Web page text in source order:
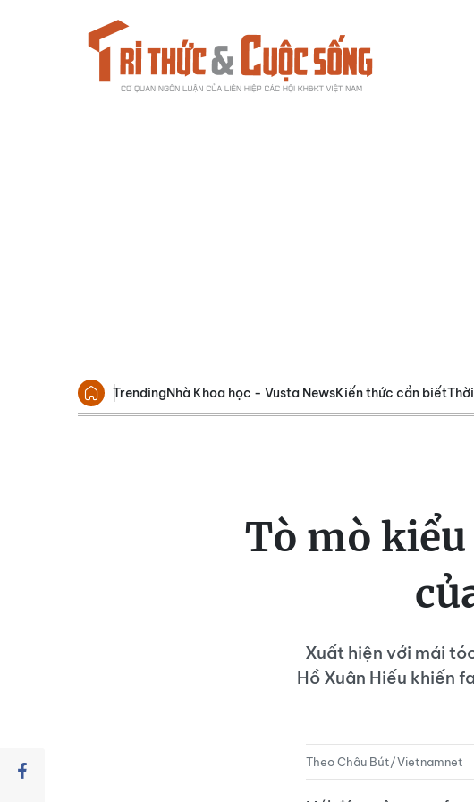
TrendingNhà Khoa học - Vusta NewsKiến thức cần biết
Tò mò
Xuất hiện với mái
Hồ Xuân Hiếu khiến
Theo Châu Bút/Vietnamnet